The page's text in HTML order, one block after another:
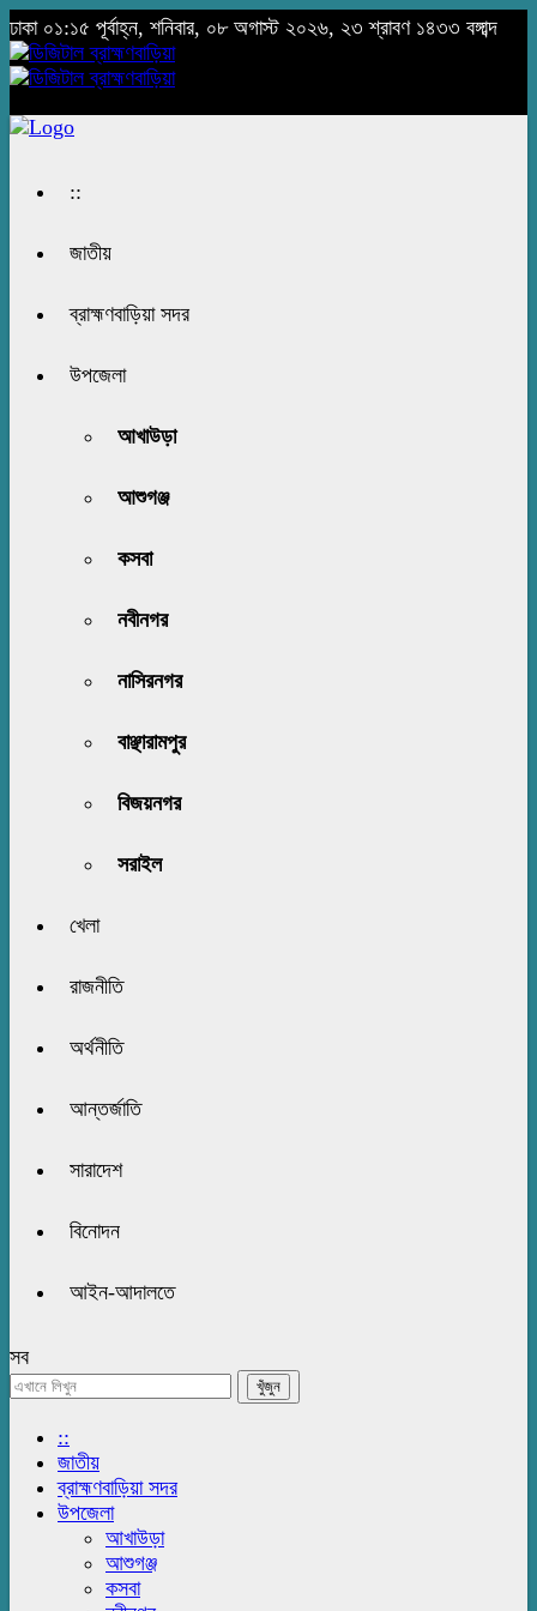
ঢাকা ০১:১৫ পূর্বাহ্ন, শনিবার, ০৮ অগাস্ট ২০২৬, ২৩ শ্রাবণ ১৪৩৩ বঙ্গাব্দ
::
জাতীয়
ব্রাহ্মণবাড়িয়া সদর
উপজেলা
আখাউড়া
আশুগঞ্জ
কসবা
নবীনগর
নাসিরনগর
বাঞ্ছারামপুর
বিজয়নগর
সরাইল
খেলা
রাজনীতি
অর্থনীতি
আন্তর্জাতি
সারাদেশ
বিনোদন
আইন-আদালতে
সব
::
জাতীয়
ব্রাহ্মণবাড়িয়া সদর
উপজেলা
আখাউড়া
আশুগঞ্জ
কসবা